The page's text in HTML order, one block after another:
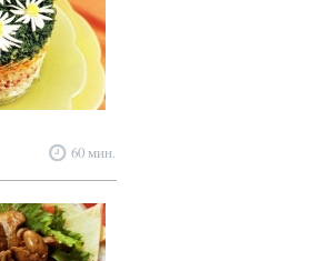
60 мин.